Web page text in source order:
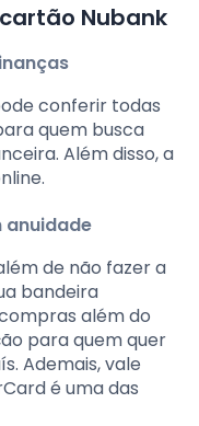
Nubank
conferir todas
quem busca
Além disso, a
anuidade
de não fazer a
bandeira
além do
para quem quer
Ademais, vale
é uma das